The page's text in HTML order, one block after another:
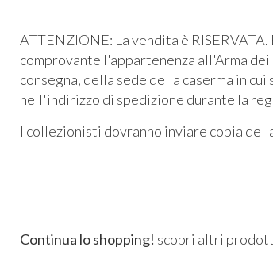
ATTENZIONE: La vendita è
comprovante l'appartenenza all'Arma
consegna, della sede della caserma in
nell'indirizzo di spedizione durante la
I collezionisti dovranno inviare copia
Continua lo shopping! scopri altri